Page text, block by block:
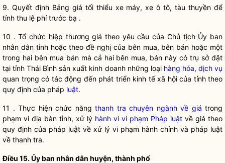
9. Quyết định Bảng giá tối thiểu xe máy, xe ô tô, tàu thuyền để
tính thu lệ phí trước bạ .
10 . Tổ chức hiệp thương giá theo yêu cầu của Chủ tịch Ủy ban
nhân dântỉnh hoặc theo đề nghị của bên mua, bên bán hoặc một
trong hai bên mua bán mà cả hai bên mua, bán này có trụ sở đặt
tại tỉnh Thái Bình sản xuất kinh doanh những loại hàng hóa, dịch vụ
quan trọng có tác động đến phát triển kinh tế xã hội của tỉnh theo
quy định của pháp luật.
11 . Thực hiện chức năng thanh tra chuyên ngành về giá trong
phạm vi địa bàn tỉnh, xử lý hành vi vi phạm Pháp luật về giá theo
quy định của pháp luật về xử lý vi phạm hành chính và pháp luật
về thanh tra.
Điều 15. Ủy ban nhân dân huyện, thành phố